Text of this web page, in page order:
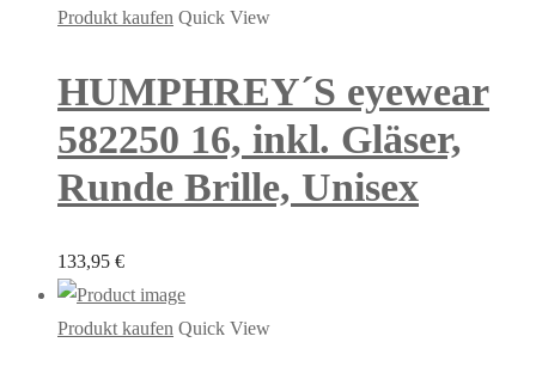
Produkt kaufen Quick View
HUMPHREY´S eyewear
582250 16, inkl. Gläser,
Runde Brille, Unisex
133,95 €
Produkt kaufen Quick View